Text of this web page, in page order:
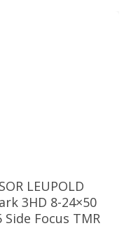
LEUPOLD
3HD 8-24×50
Side Focus TMR